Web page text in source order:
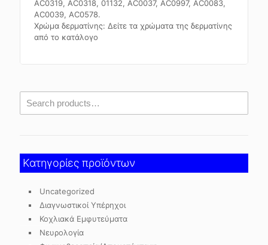
AC0319, AC0318, 01132, AC0037, AC0997, AC0083,
AC0039, AC0578.
Χρώμα δερματίνης: Δείτε τα χρώματα της δερματίνης
από το κατάλογο
Κατηγορίες προϊόντων
Uncategorized
Διαγνωστικοί Υπέρηχοι
Κοχλιακά Εμφυτεύματα
Νευρολογία